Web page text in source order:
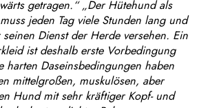
getragen.“ „Der Hütehund als
jeden Tag viele Stunden lang und
Dienst der Herde versehen. Ein
ist deshalb erste Vorbedingung
Daseinsbedingungen haben
mittelgroßen, muskulösen, aber
Hund mit sehr kräftiger Kopf- und